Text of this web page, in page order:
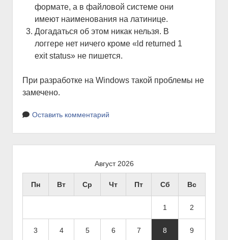
формате, а в файловой системе они
имеют наименования на латинице.
Догадаться об этом никак нельзя. В
логгере нет ничего кроме «ld returned 1
exit status» не пишется.
При разработке на Windows такой проблемы не
замечено.
Оставить комментарий
Август 2026
Пн Вт Ср Чт Пт Сб Вс
1 2
3 4 5 6 7 8 9